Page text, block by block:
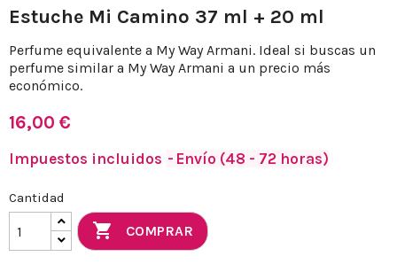
Estuche Mi Camino 37 ml + 20 ml
Perfume equivalente a My Way Armani. Ideal si buscas un
perfume similar a My Way Armani a un precio más
económico.
16,00 €
Impuestos incluidos Envío (48 - 72 horas)
Cantidad
 COMPRAR